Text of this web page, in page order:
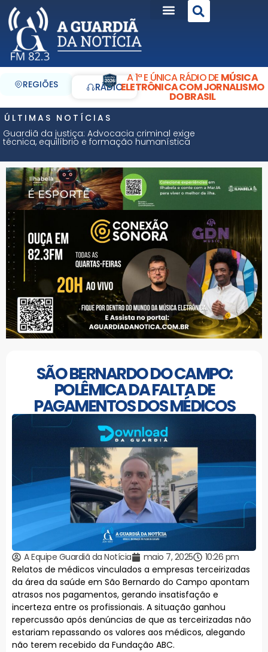
REGIÕES RÁDIO
A 1ª E ÚNICA RÁDIO DE MÚSICA
ELETRÔNICA COM JORNALISMO
DO BRASIL
ÚLTIMAS NOTÍCIAS
Guardiã da justiça: Advocacia criminal exige
técnica, equilíbrio e formação humanística
SÃO BERNARDO DO CAMPO:
POLÊMICA DA FALTA DE
PAGAMENTOS DOS MÉDICOS
A Equipe Guardiã da Notícia maio 7, 2025
10:26 pm
Relatos de médicos vinculados a empresas terceirizadas
da área da saúde em São Bernardo do Campo apontam
atrasos nos pagamentos, gerando insatisfação e
incerteza entre os profissionais. A situação ganhou
repercussão após denúncias de que as terceirizadas não
estariam repassando os valores aos médicos, alegando
não terem recebido da Fundação ABC.